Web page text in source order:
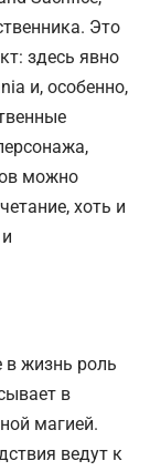
Это
здесь явно
и, особенно,
можно
хоть и
в жизнь роль
в
магией.
ведут к